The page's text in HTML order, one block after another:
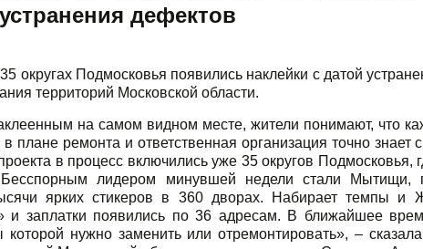
дефектов
округах Подмосковья появились наклейки с датой
территорий Московской области.
на самом видном месте, жители понимают, что
плане ремонта и ответственная организация точно знает
в процесс включились уже 35 округов Подмосковья,
лидером минувшей недели стали Мытищи,
ярких стикеров в 360 дворах. Набирает темпы и
и заплатки появились по 36 адресам. В ближайшее
нужно заменить или отремонтировать», – сказала